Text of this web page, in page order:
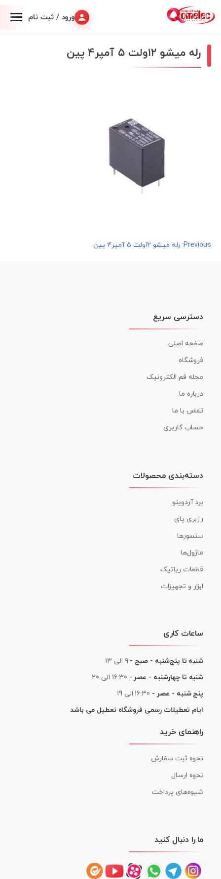
ورود / ثبت نام
رله میشو ۱۲ولت ۵ آمپر۴ پین
راهبری
Previous: رله میشو ۱۲ولت ۵ آمپر۴ پین
دسترسی سریع
صفحه اصلی
فروشگاه
مجله قم الکترونیک
درباره ما
تماس با ما
حساب کاربری
دسته‌بندی محصولات
برد آردوینو
رزبری پای
سنسورها
ماژول‌ها
قطعات رباتیک
ابزار و تجهیزات
ساعات کاری
شنبه تا پنج‌شنبه - صبح - ۹ الی ۱۳
شنبه تا چهارشنبه - عصر - 16:30 الی 20
پنج شنبه - عصر - 16:30 الی 19
ایام تعطیلات رسمی فروشگاه تعطیل می باشد
راهنمای خرید
نحوه ثبت سفارش
نحوه ارسال
شیوه‌های پرداخت
ما را دنبال کنید